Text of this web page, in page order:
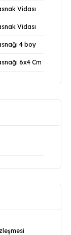
Vidası
Vidası
4 boy
6x4 Cm